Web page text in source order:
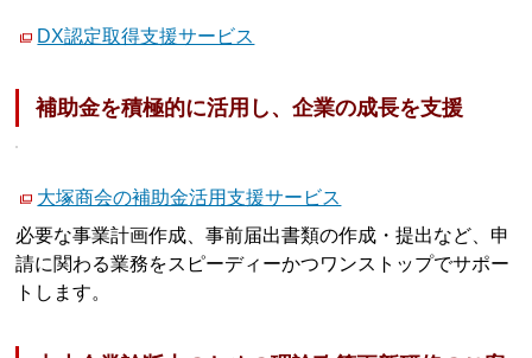
DX認定取得支援サービス
補助金を積極的に活用し、企業の成長を支援
大塚商会の補助金活用支援サービス
必要な事業計画作成、事前届出書類の作成・提出など、申
請に関わる業務をスピーディーかつワンストップでサポー
トします。